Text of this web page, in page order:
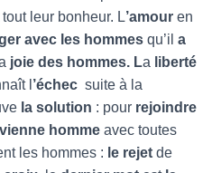
leur bonheur. L’amour en
avec les hommes qu’il a
joie des hommes. La liberté
l ’échec suite à la
la solution : pour rejoindre
homme avec toutes
les hommes : le rejet de